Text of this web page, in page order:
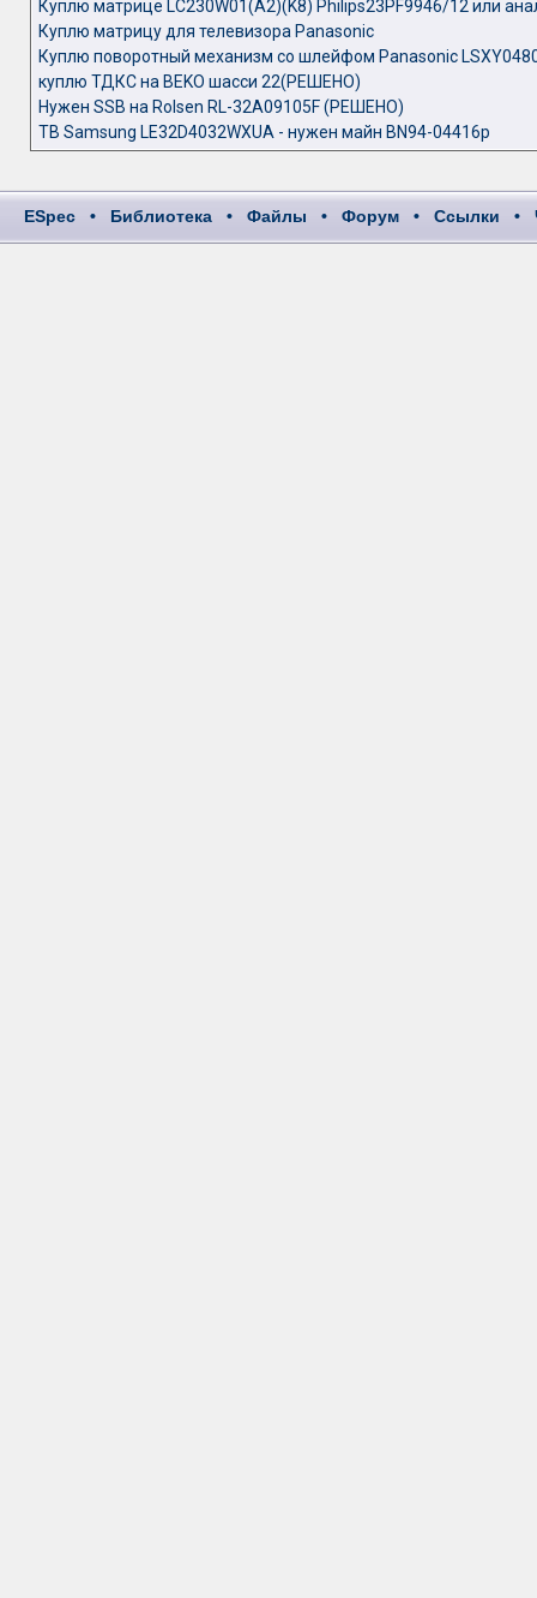
Куплю матрице LC230W01(A2)(K8) Philips23PF9946/12 или
Куплю матрицу для телевизора Panasonic
Куплю поворотный механизм со шлейфом Panasonic
куплю ТДКС на BEKO шасси 22(РЕШЕНО)
Нужен SSB на Rolsen RL-32A09105F (РЕШЕНО)
ТВ Samsung LE32D4032WXUA - нужен майн BN94-04416p
ESpec • Библиотека • Файлы • Форум • Ссылки •